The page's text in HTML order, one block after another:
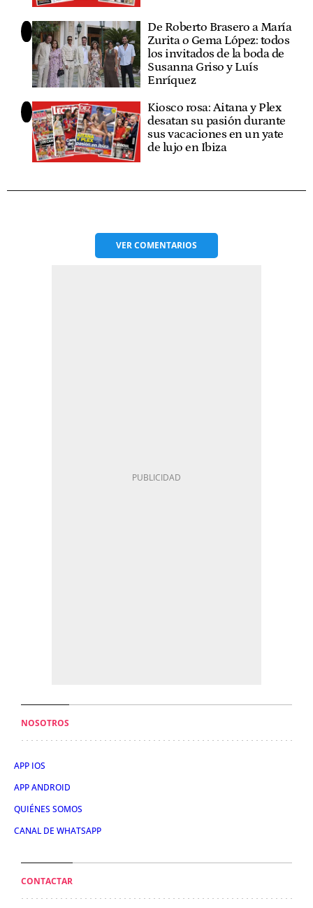
De Roberto Brasero a María
Zurita o Gema López: todos
los invitados de la boda de
Susanna Griso y Luís
Enríquez
Kiosco rosa: Aitana y Plex
desatan su pasión durante
sus vacaciones en un yate
de lujo en Ibiza
VERCOMENTARIOS
NOSOTROS
APP IOS
APP ANDROID
QUIÉNES SOMOS
CANAL DE WHATSAPP
CONTACTAR